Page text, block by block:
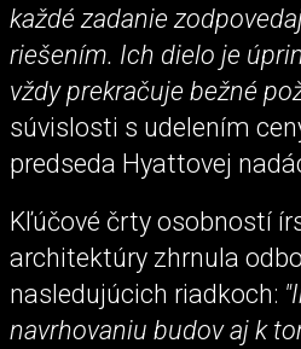
každé zadanie
riešením. Ich dielo je
vždy prekračuje bežné
súvislosti s udelením
predseda Hyattovej
Kľúčové črty osobností
architektúry zhrnula
nasledujúcich riadkoch:
navrhovaniu budov aj k